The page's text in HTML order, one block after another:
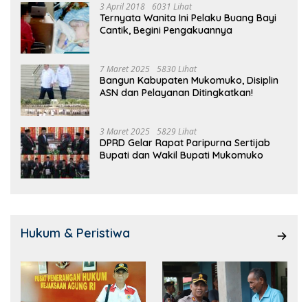
3 April 2018 6031 Lihat
Ternyata Wanita Ini Pelaku Buang Bayi
Cantik, Begini Pengakuannya
7 Maret 2025 5830 Lihat
Bangun Kabupaten Mukomuko, Disiplin
ASN dan Pelayanan Ditingkatkan!
3 Maret 2025 5829 Lihat
DPRD Gelar Rapat Paripurna Sertijab
Bupati dan Wakil Bupati Mukomuko
Hukum & Peristiwa